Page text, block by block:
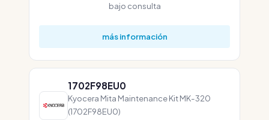
bajo consulta
más información
1702F98EU0
Kyocera Mita Maintenance Kit MK-320
(1702F98EU0)